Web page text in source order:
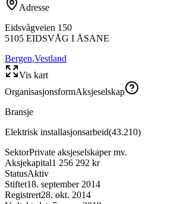
Adresse
Eidsvågveien 150
5105 EIDSVÅG I ÅSANE
Bergen,Vestland
Vis kart
OrganisasjonsformAksjeselskap
Bransje
Elektrisk installasjonsarbeid(43.210)
SektorPrivate aksjeselskaper mv.
Aksjekapital1 256 292 kr
StatusAktiv
Stiftet18. september 2014
Registrert28. okt. 2014